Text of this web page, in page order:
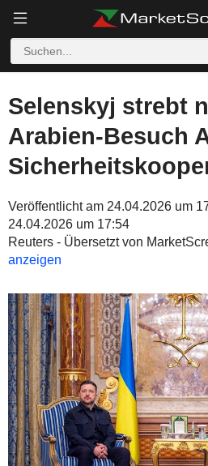
Selenskyj strebt
Arabien-Besuch
Veröffentlicht am 24.04.2026 um
24.04.2026 um 17:54
Reuters - Übersetzt von
anzeigen